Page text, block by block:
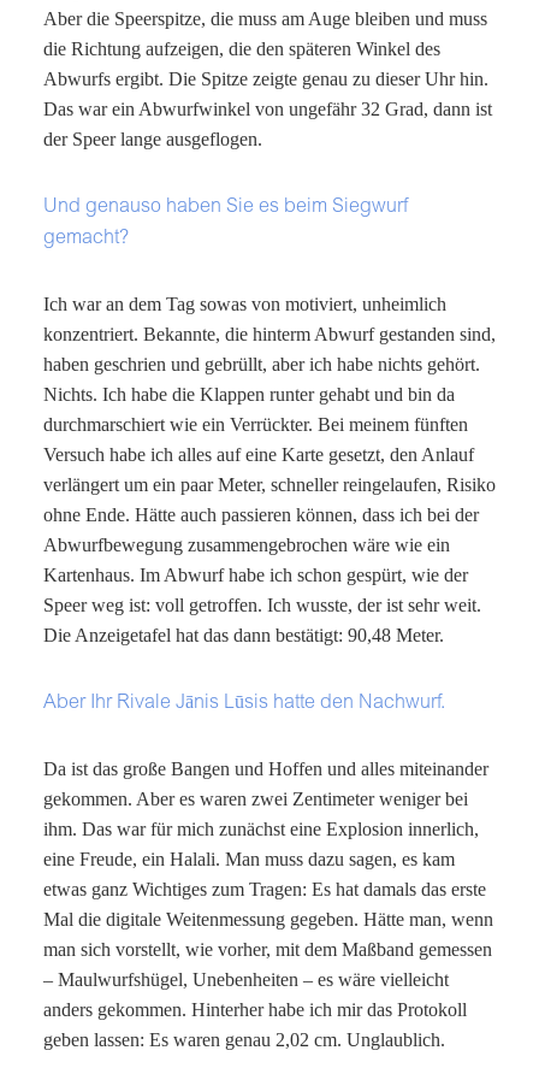
Aber die Speerspitze, die muss am Auge bleiben und muss
die Richtung aufzeigen, die den späteren Winkel des
Abwurfs ergibt. Die Spitze zeigte genau zu dieser Uhr hin.
Das war ein Abwurfwinkel von ungefähr 32 Grad, dann ist
der Speer lange ausgeflogen.
Und genauso haben Sie es beim Siegwurf
gemacht?
Ich war an dem Tag sowas von motiviert, unheimlich
konzentriert. Bekannte, die hinterm Abwurf gestanden sind,
haben geschrien und gebrüllt, aber ich habe nichts gehört.
Nichts. Ich habe die Klappen runter gehabt und bin da
durchmarschiert wie ein Verrückter. Bei meinem fünften
Versuch habe ich alles auf eine Karte gesetzt, den Anlauf
verlängert um ein paar Meter, schneller reingelaufen, Risiko
ohne Ende. Hätte auch passieren können, dass ich bei der
Abwurfbewegung zusammengebrochen wäre wie ein
Kartenhaus. Im Abwurf habe ich schon gespürt, wie der
Speer weg ist: voll getroffen. Ich wusste, der ist sehr weit.
Die Anzeigetafel hat das dann bestätigt: 90,48 Meter.
Aber Ihr Rivale Jānis Lūsis hatte den Nachwurf.
Da ist das große Bangen und Hoffen und alles miteinander
gekommen. Aber es waren zwei Zentimeter weniger bei
ihm. Das war für mich zunächst eine Explosion innerlich,
eine Freude, ein Halali. Man muss dazu sagen, es kam
etwas ganz Wichtiges zum Tragen: Es hat damals das erste
Mal die digitale Weitenmessung gegeben. Hätte man, wenn
man sich vorstellt, wie vorher, mit dem Maßband gemessen
– Maulwurfshügel, Unebenheiten – es wäre vielleicht
anders gekommen. Hinterher habe ich mir das Protokoll
geben lassen: Es waren genau 2,02 cm. Unglaublich.